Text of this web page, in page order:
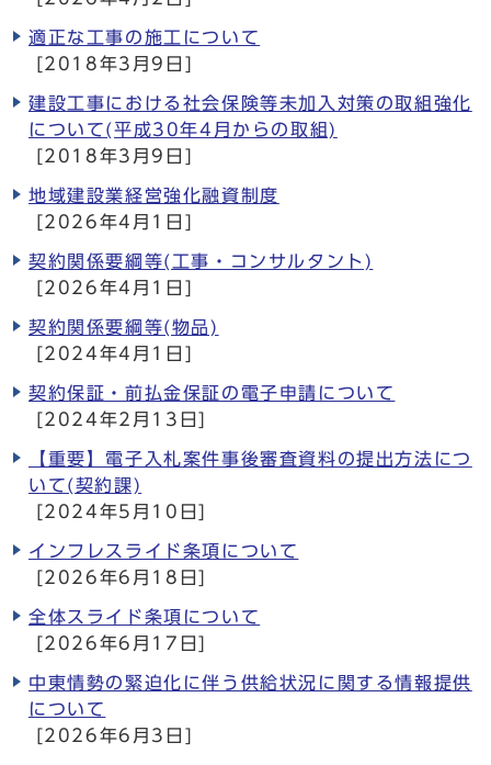
適正な工事の施工について
[2018年3月9日]
建設工事における社会保険等未加入対策の取組強化
について(平成30年4月からの取組)
[2018年3月9日]
地域建設業経営強化融資制度
[2026年4月1日]
契約関係要綱等(工事・コンサルタント)
[2026年4月1日]
契約関係要綱等(物品)
[2024年4月1日]
契約保証・前払金保証の電子申請について
[2024年2月13日]
【重要】電子入札案件事後審査資料の提出方法につ
いて(契約課)
[2024年5月10日]
インフレスライド条項について
[2026年6月18日]
全体スライド条項について
[2026年6月17日]
中東情勢の緊迫化に伴う供給状況に関する情報提供
について
[2026年6月3日]